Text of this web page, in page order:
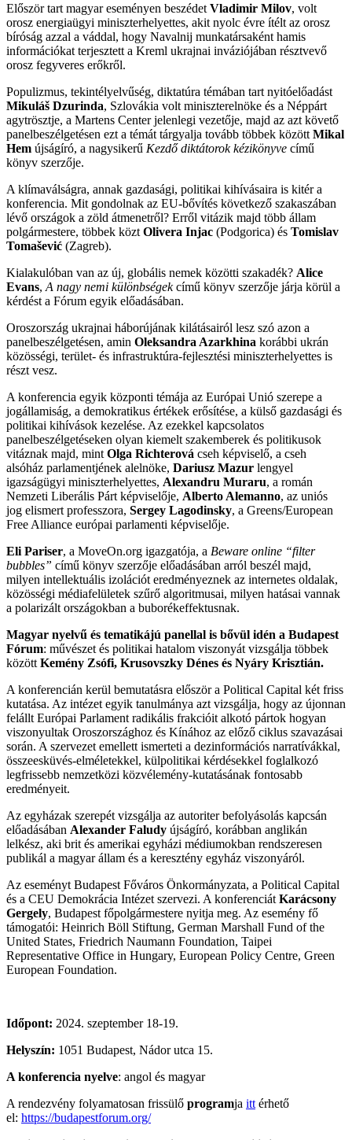
Először tart magyar eseményen beszédet Vladimir Milov, volt
orosz energiaügyi miniszterhelyettes, akit nyolc évre ítélt az orosz
bíróság azzal a váddal, hogy Navalnij munkatársaként hamis
információkat terjesztett a Kreml ukrajnai inváziójában résztvevő
orosz fegyveres erőkről.
Populizmus, tekintélyelvűség, diktatúra témában tart nyitóelőadást
Mikuláš Dzurinda, Szlovákia volt miniszterelnöke és a Néppárt
agytrösztje, a Martens Center jelenlegi vezetője, majd az azt követő
panelbeszélgetésen ezt a témát tárgyalja tovább többek között Mikal
Hem újságíró, a nagysikerű Kezdő diktátorok kézikönyve című
könyv szerzője.
A klímaválságra, annak gazdasági, politikai kihívásaira is kitér a
konferencia. Mit gondolnak az EU-bővítés következő szakaszában
lévő országok a zöld átmenetről? Erről vitázik majd több állam
polgármestere, többek közt Olivera Injac (Podgorica) és Tomislav
Tomašević (Zagreb).
Kialakulóban van az új, globális nemek közötti szakadék? Alice
Evans, A nagy nemi különbségekcímű könyv szerzője járja körül a
kérdést a Fórum egyik előadásában.
Oroszország ukrajnai háborújának kilátásairól lesz szó azon a
panelbeszélgetésen, amin Oleksandra Azarkhina korábbi ukrán
közösségi, terület- és infrastruktúra-fejlesztési miniszterhelyettes is
részt vesz.
A konferencia egyik központi témája az Európai Unió szerepe a
jogállamiság, a demokratikus értékek erősítése, a külső gazdasági és
politikai kihívások kezelése. Az ezekkel kapcsolatos
panelbeszélgetéseken olyan kiemelt szakemberek és politikusok
vitáznak majd, mint Olga Richterová cseh képviselő, a cseh
alsóház parlamentjének alelnöke, Dariusz Mazur lengyel
igazságügyi miniszterhelyettes, Alexandru Muraru, a román
Nemzeti Liberális Párt képviselője, Alberto Alemanno, az uniós
jog elismert professzora, Sergey Lagodinsky, a Greens/European
Free Alliance európai parlamenti képviselője.
Eli Pariser, a MoveOn.org igazgatója, a Beware online “filter
bubbles” című könyv szerzője előadásában arról beszél majd,
milyen intellektuális izolációt eredményeznek az internetes oldalak,
közösségi médiafelületek szűrő algoritmusai, milyen hatásai vannak
a polarizált országokban a buborékeffektusnak.
Magyar nyelvű és tematikájú panellal is bővül idén a Budapest
Fórum: művészet és politikai hatalom viszonyát vizsgálja többek
között Kemény Zsófi, Krusovszky Dénes és Nyáry Krisztián.
A konferencián kerül bemutatásra először a Political Capital két friss
kutatása. Az intézet egyik tanulmánya azt vizsgálja, hogy az újonnan
felállt Európai Parlament radikális frakcióit alkotó pártok hogyan
viszonyultak Oroszországhoz és Kínához az előző ciklus szavazásai
során. A szervezet emellett ismerteti a dezinformációs narratívákkal,
összeesküvés-elméletekkel, külpolitikai kérdésekkel foglalkozó
legfrissebb nemzetközi közvélemény-kutatásának fontosabb
eredményeit.
Az egyházak szerepét vizsgálja az autoriter befolyásolás kapcsán
előadásában Alexander Faludy újságíró, korábban anglikán
lelkész, aki brit és amerikai egyházi médiumokban rendszeresen
publikál a magyar állam és a keresztény egyház viszonyáról.
Az eseményt Budapest Főváros Önkormányzata, a Political Capital
és a CEU Demokrácia Intézet szervezi. A konferenciát Karácsony
Gergely, Budapest főpolgármestere nyitja meg. Az esemény fő
támogatói: Heinrich Böll Stiftung, German Marshall Fund of the
United States, Friedrich Naumann Foundation, Taipei
Representative Office in Hungary, European Policy Centre, Green
European Foundation.
Időpont: 2024. szeptember 18-19.
Helyszín: 1051 Budapest, Nádor utca 15.
A konferencia nyelve: angol és magyar
A rendezvény folyamatosan frissülő programja itt érhető
el: https://budapestforum.org/